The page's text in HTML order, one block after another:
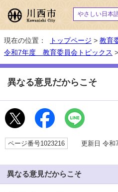
やさしい日本
現在の位置： トップページ > 教育
令和7年度 教育委員会トピックス
異なる意見だからこそ
ページ番号1023216 更新日 令和7
異なる意見だからこそ